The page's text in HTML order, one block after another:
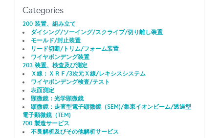
Categories
200 装置、組み立て
ダイシング/ソーイング/スクライブ/切り離し装置
モールド/封止装置
リード切断/トリム/フォーム装置
ワイヤボンデング装置
203 装置、検査及び測定
Ｘ線：ＸＲＦ/3次元Ｘ線/レキシスシステム
ワイヤボンデング検査/テスト
表面測定
顕微鏡：光学顕微鏡
顕微鏡：走査型電子顕微鏡（SEM)/集束イオンビーム/透過型
電子顕微鏡（TEM)
700 製造サービス
不良解析及びその他解析サービス